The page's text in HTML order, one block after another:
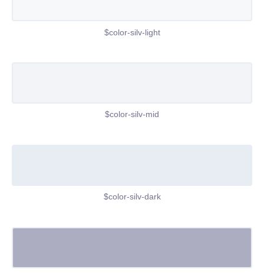
$color-silv-light
$color-silv-mid
$color-silv-dark